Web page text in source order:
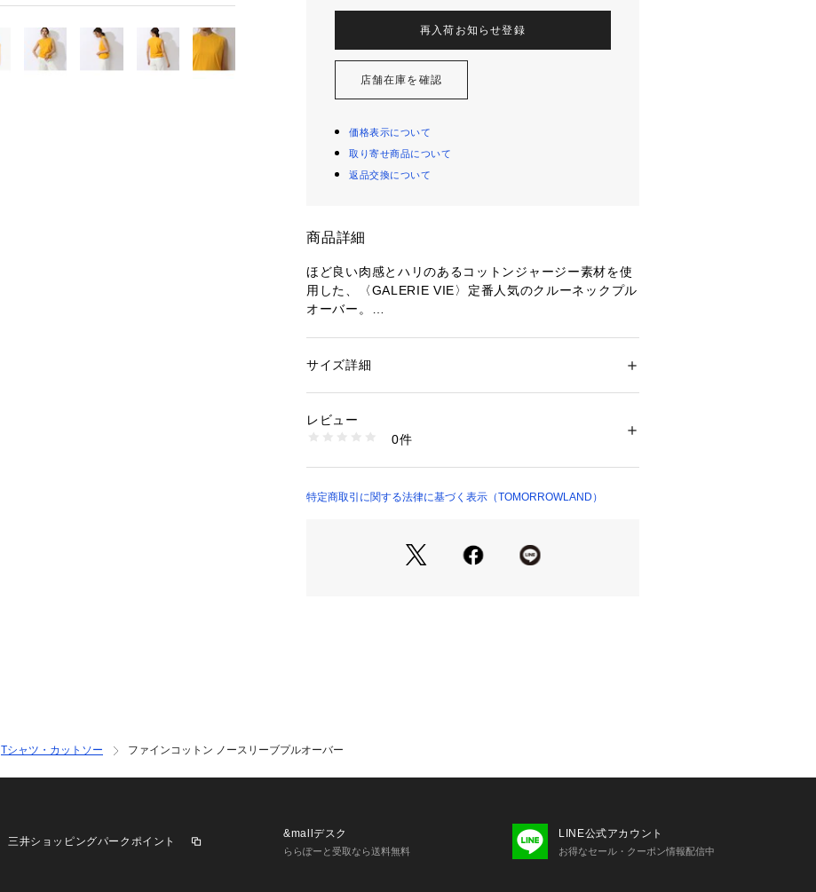
再入荷お知らせ登録
店舗在庫を確認
価格表示について
取り寄せ商品について
返品交換について
商品詳細
ほど良い肉感とハリのあるコットンジャージー素材を使
用した、〈GALERIE VIE〉定番人気のクルーネックプル
オーバー。
枚です。
店舗にお問い合わせの際は、下記の商品番号をお申し付
性別：レディース
洗濯：洗濯機、漂白不可、タンブル乾燥不可、自然乾燥、アイロ
ン仕上げ可、ドライ可、ウエットクリーニング可
い
23037203409 （ショップ）
サイズ詳細
レビュー
0件
特定商取引に関する法律に基づく表示（TOMORROWLAND）
Tシャツ・カットソー ファインコットン ノースリーブプルオーバー
三井ショッピングパークポイント
&mallデスク
ららぽーと受取なら送料無料
LINE公式アカウント
お得なセール・クーポン情報配信中